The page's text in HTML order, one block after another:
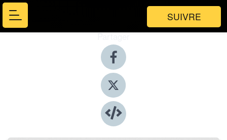
SUIVRE
Partager